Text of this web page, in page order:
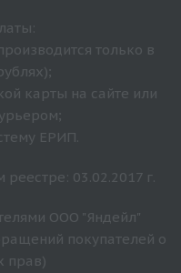
только в
карты на сайте или
ЕРИП.
03.02.2017 г.
ООО "Яндейл"
покупателей о
прав)